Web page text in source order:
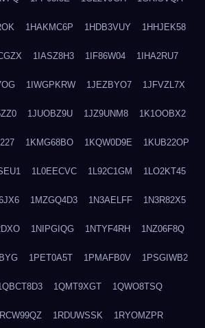
1HAKMC6P 1HDB3VUY 1HHJEK58
1IASZ8H3 1IF86W04 1IHA2RU7
1IWGPKRW 1JEZBYO7 1JFVZL7X
1JUOBZ9U 1JZ9UNM8 1K1OOBX2
1KMG68BO 1KQW0D9E 1KUB22OP
1L0EECVC 1L92C1GM 1LO2KT45
1MZGQ4D3 1N3AELFF 1N3R82X5
1NIPGIQG 1NTYF4RH 1NZ06F8Q
1PET0A5T 1PMAFB0V 1PSGIWB2
1QMT9XGT 1QWO8TSQ
1RDUWSSK 1RYOMZPR